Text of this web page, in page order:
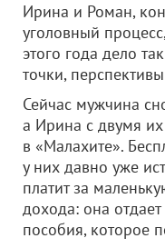
Ирина и Роман,
уголовный
этого года дело
точки,
Сейчас мужчина
а Ирина с двумя
в «Малахите».
у них давно уже
платит за
дохода: она
пособия, которое